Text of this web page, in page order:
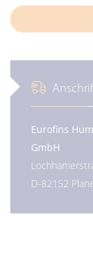
Eurofins
GmbH
D-82152